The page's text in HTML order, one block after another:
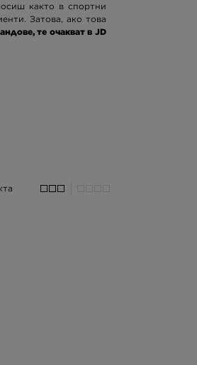
както в спортни
Затова, ако това
те очакват в JD